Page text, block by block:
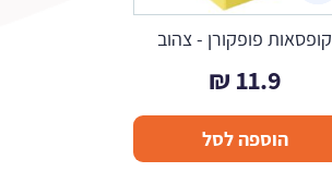
קופסאות פופקורן - צהוב
11.9
₪
הוספה לסל